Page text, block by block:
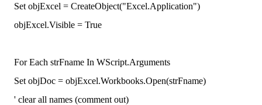
Set objExcel = CreateObject("Excel.Application")
objExcel.Visible = True
For Each strFname In WScript.Arguments
Set objDoc = objExcel.Workbooks.Open(strFname)
' clear all names (comment out)